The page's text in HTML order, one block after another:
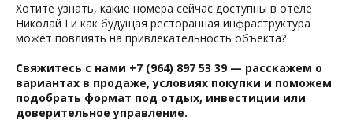
Хотите узнать, какие номера сейчас доступны в отеле
Николай I и как будущая ресторанная инфраструктура
может повлиять на привлекательность объекта?
Свяжитесь с нами +7 (964) 897 53 39— расскажем о
вариантах в продаже, условиях покупки и поможем
подобрать формат под отдых, инвестиции или
доверительное управление.